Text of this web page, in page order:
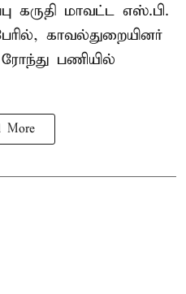
கருதி மாவட்ட எஸ்.பி.
காவல்துறையினர்
ரோந்து பணியில்
More